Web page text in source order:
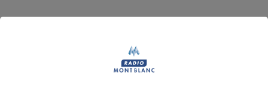
Dimanche 24 juin | Crest Voland Cohennoz